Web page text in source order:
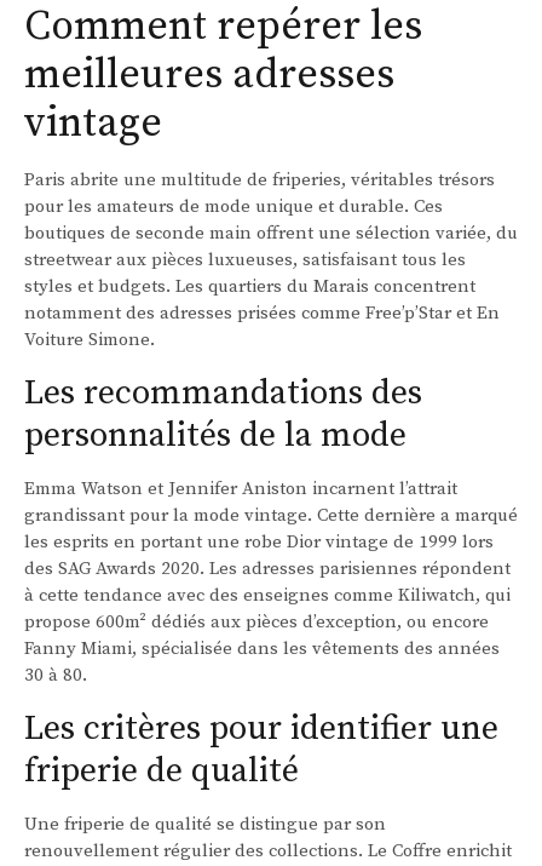
Comment repérer les
meilleures adresses
vintage
Paris abrite une multitude de friperies, véritables trésors
pour les amateurs de mode unique et durable. Ces
boutiques de seconde main offrent une sélection variée, du
streetwear aux pièces luxueuses, satisfaisant tous les
styles et budgets. Les quartiers du Marais concentrent
notamment des adresses prisées comme Free’p’Star et En
Voiture Simone.
Les recommandations des
personnalités de la mode
Emma Watson et Jennifer Aniston incarnent l’attrait
grandissant pour la mode vintage. Cette dernière a marqué
les esprits en portant une robe Dior vintage de 1999 lors
des SAG Awards 2020. Les adresses parisiennes répondent
à cette tendance avec des enseignes comme Kiliwatch, qui
propose 600m² dédiés aux pièces d’exception, ou encore
Fanny Miami, spécialisée dans les vêtements des années
30 à 80.
Les critères pour identifier une
friperie de qualité
Une friperie de qualité se distingue par son
renouvellement régulier des collections. Le Coffre enrichit